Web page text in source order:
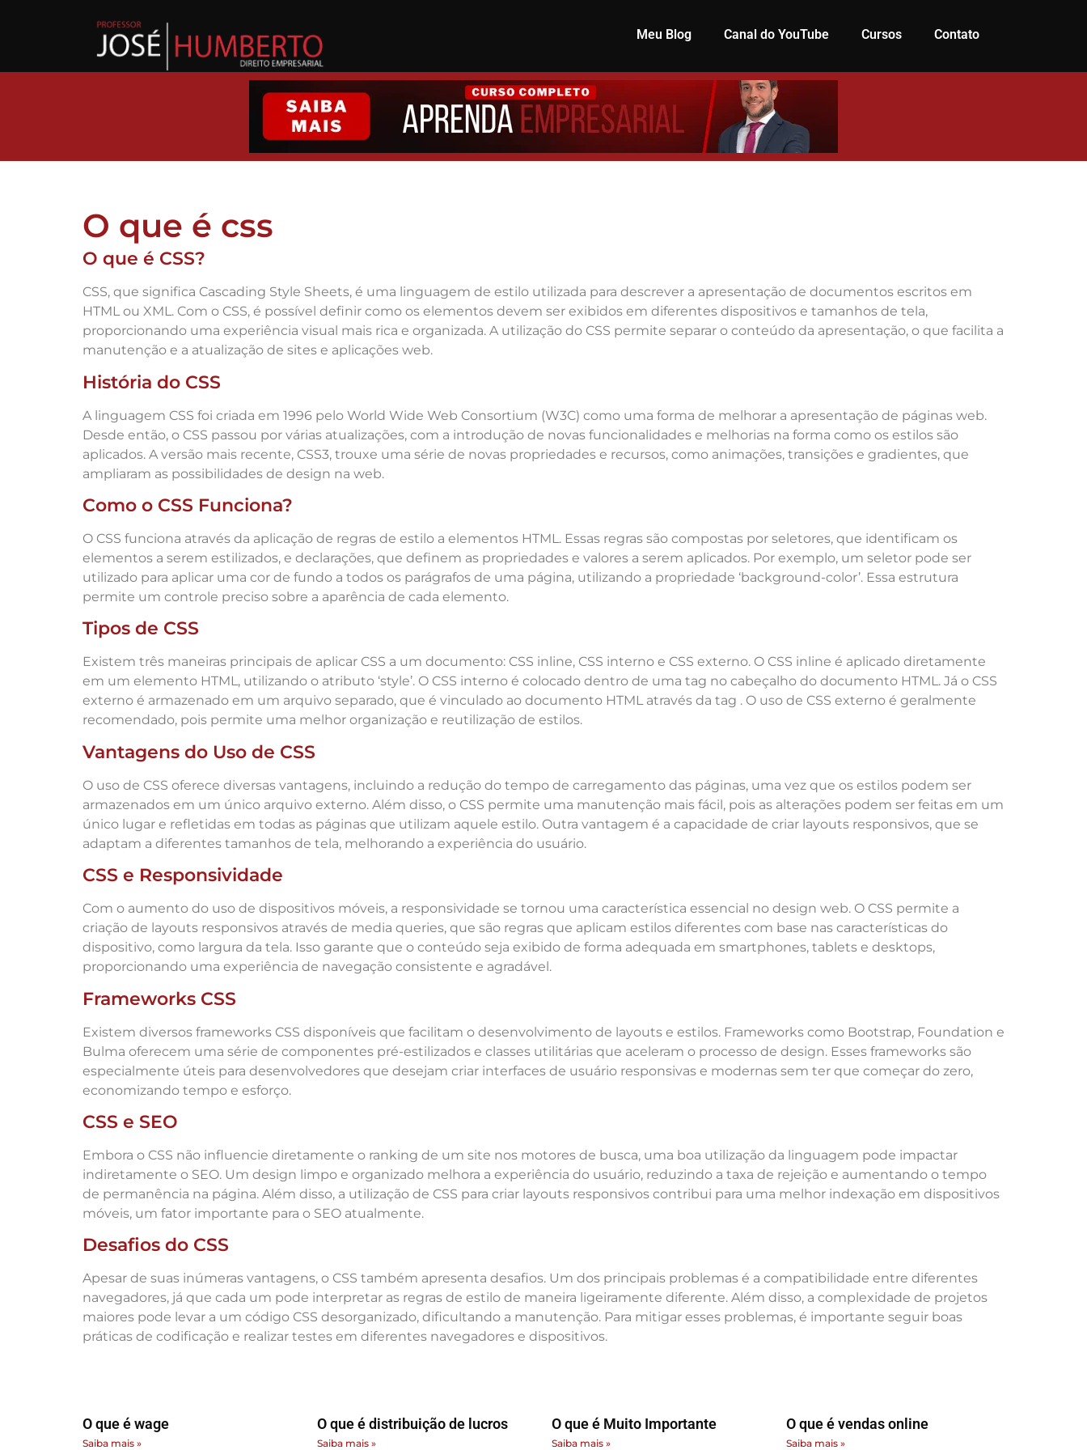
Meu Blog Canal do YouTube Cursos Contato
O que é css
O que é CSS?
CSS, que significa Cascading Style Sheets, é uma linguagem de estilo utilizada para descrever a apresentação de documentos escritos em
HTML ou XML. Com o CSS, é possível definir como os elementos devem ser exibidos em diferentes dispositivos e tamanhos de tela,
proporcionando uma experiência visual mais rica e organizada. A utilização do CSS permite separar o conteúdo da apresentação, o que facilita a
manutenção e a atualização de sites e aplicações web.
História do CSS
A linguagem CSS foi criada em 1996 pelo World Wide Web Consortium (W3C) como uma forma de melhorar a apresentação de páginas web.
Desde então, o CSS passou por várias atualizações, com a introdução de novas funcionalidades e melhorias na forma como os estilos são
aplicados. A versão mais recente, CSS3, trouxe uma série de novas propriedades e recursos, como animações, transições e gradientes, que
ampliaram as possibilidades de design na web.
Como o CSS Funciona?
O CSS funciona através da aplicação de regras de estilo a elementos HTML. Essas regras são compostas por seletores, que identificam os
elementos a serem estilizados, e declarações, que definem as propriedades e valores a serem aplicados. Por exemplo, um seletor pode ser
utilizado para aplicar uma cor de fundo a todos os parágrafos de uma página, utilizando a propriedade ‘background-color’. Essa estrutura
permite um controle preciso sobre a aparência de cada elemento.
Tipos de CSS
Existem três maneiras principais de aplicar CSS a um documento: CSS inline, CSS interno e CSS externo. O CSS inline é aplicado diretamente
em um elemento HTML, utilizando o atributo ‘style’. O CSS interno é colocado dentro de uma tag no cabeçalho do documento HTML. Já o CSS
externo é armazenado em um arquivo separado, que é vinculado ao documento HTML através da tag . O uso de CSS externo é geralmente
recomendado, pois permite uma melhor organização e reutilização de estilos.
Vantagens do Uso de CSS
O uso de CSS oferece diversas vantagens, incluindo a redução do tempo de carregamento das páginas, uma vez que os estilos podem ser
armazenados em um único arquivo externo. Além disso, o CSS permite uma manutenção mais fácil, pois as alterações podem ser feitas em um
único lugar e refletidas em todas as páginas que utilizam aquele estilo. Outra vantagem é a capacidade de criar layouts responsivos, que se
adaptam a diferentes tamanhos de tela, melhorando a experiência do usuário.
CSS e Responsividade
Com o aumento do uso de dispositivos móveis, a responsividade se tornou uma característica essencial no design web. O CSS permite a
criação de layouts responsivos através de media queries, que são regras que aplicam estilos diferentes com base nas características do
dispositivo, como largura da tela. Isso garante que o conteúdo seja exibido de forma adequada em smartphones, tablets e desktops,
proporcionando uma experiência de navegação consistente e agradável.
Frameworks CSS
Existem diversos frameworks CSS disponíveis que facilitam o desenvolvimento de layouts e estilos. Frameworks como Bootstrap, Foundation e
Bulma oferecem uma série de componentes pré-estilizados e classes utilitárias que aceleram o processo de design. Esses frameworks são
especialmente úteis para desenvolvedores que desejam criar interfaces de usuário responsivas e modernas sem ter que começar do zero,
economizando tempo e esforço.
CSS e SEO
Embora o CSS não influencie diretamente o ranking de um site nos motores de busca, uma boa utilização da linguagem pode impactar
indiretamente o SEO. Um design limpo e organizado melhora a experiência do usuário, reduzindo a taxa de rejeição e aumentando o tempo
de permanência na página. Além disso, a utilização de CSS para criar layouts responsivos contribui para uma melhor indexação em dispositivos
móveis, um fator importante para o SEO atualmente.
Desafios do CSS
Apesar de suas inúmeras vantagens, o CSS também apresenta desafios. Um dos principais problemas é a compatibilidade entre diferentes
navegadores, já que cada um pode interpretar as regras de estilo de maneira ligeiramente diferente. Além disso, a complexidade de projetos
maiores pode levar a um código CSS desorganizado, dificultando a manutenção. Para mitigar esses problemas, é importante seguir boas
práticas de codificação e realizar testes em diferentes navegadores e dispositivos.
O que é wage
Saiba mais »
O que é distribuição de lucros
Saiba mais »
O que é Muito Importante
Saiba mais »
O que é vendas online
Saiba mais »